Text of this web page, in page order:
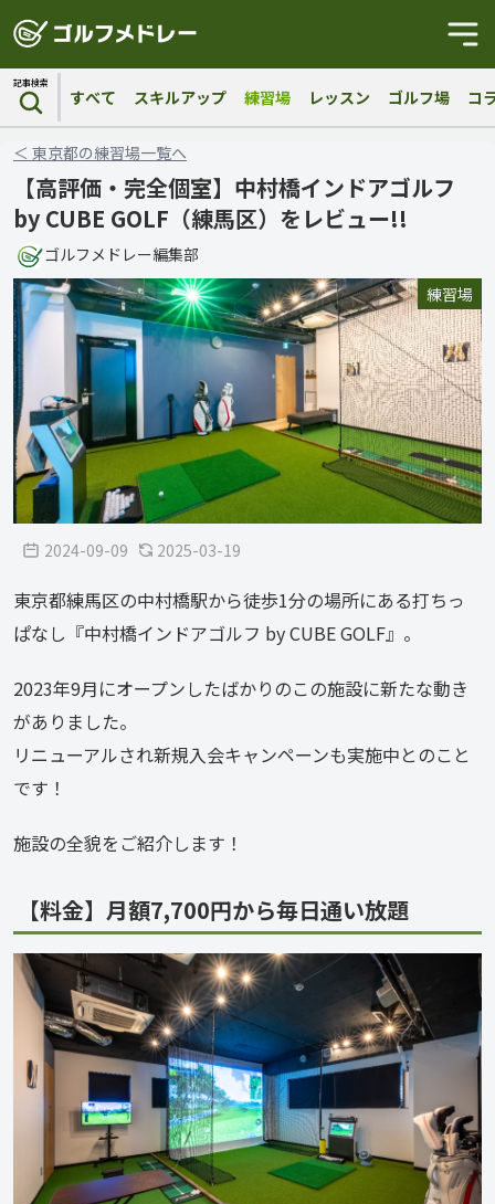
記事検索
すべて スキルアップ 練習場 レッスン ゴルフ場 コ
＜ 東京都の練習場一覧へ
【高評価・完全個室】中村橋インドアゴルフ
by CUBE GOLF（練馬区）をレビュー!!
ゴルフメドレー編集部
練習場
2024-09-09 2025-03-19
東京都練馬区の中村橋駅から徒歩1分の場所にある打ちっ
ぱなし『中村橋インドアゴルフ by CUBE GOLF』。
2023年9月にオープンしたばかりのこの施設に新たな動き
がありました。
リニューアルされ新規入会キャンペーンも実施中とのこと
です！
施設の全貌をご紹介します！
【料金】月額7,700円から毎日通い放題